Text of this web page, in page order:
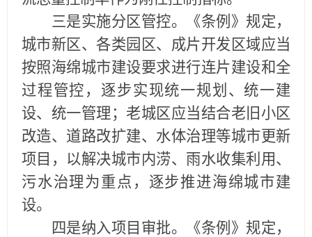
三是实施分区管控。《条例》规定，
城市新区、各类园区、成片开发区域应当
按照海绵城市建设要求进行连片建设和全
过程管控，逐步实现统一规划、统一建
设、统一管理；老城区应当结合老旧小区
改造、道路改扩建、水体治理等城市更新
项目，以解决城市内涝、雨水收集利用、
污水治理为重点，逐步推进海绵城市建
设。
四是纳入项目审批。《条例》规定，